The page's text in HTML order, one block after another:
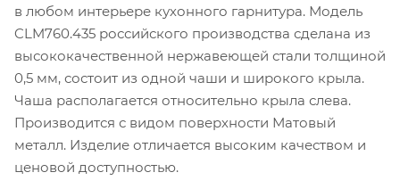
в любом интерьере кухонного гарнитура. Модель
CLM760.435 российского производства сделана из
высококачественной нержавеющей стали толщиной
0,5 мм, состоит из одной чаши и широкого крыла.
Чаша располагается относительно крыла слева.
Производится с видом поверхности Матовый
металл. Изделие отличается высоким качеством и
ценовой доступностью.